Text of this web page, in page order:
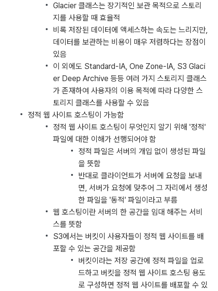
Glacier 클래스는 장기적인 보관 목적으로 스토리
지를 사용할 때 효율적
비록 저장된 데이터에 액세스하는 속도는 느리지만,
데이터를 보관하는 비용이 매우 저렴하다는 장점이
있음
이 외에도 Standard-IA, One Zone-IA, S3 Glaci
er Deep Archive 등등 여러 가지 스토리지 클래스
가 존재하여 사용자의 이용 목적에 따라 다양한 스
토리지 클래스를 사용할 수 있음
정적 웹 사이트 호스팅이 가능함
정적 웹 사이트 호스팅이 무엇인지 알기 위해 '정적'
파일에 대한 이해가 선행되어야 함
정적 파일은 서버의 개입 없이 생성된 파일
을 뜻함
반대로 클라이언트가 서버에 요청을 보내
면, 서버가 요청에 맞추어 그 자리에서 생성
한 파일을 '동적' 파일이라고 부름
웹 호스팅이란 서버의 한 공간을 임대 해주는 서비
스를 뜻함
S3에서는 버킷이 사용자들이 정적 웹 사이트를 배
포할 수 있는 공간을 제공함
버킷이라는 저장 공간에 정적 파일을 업로
드하고 버킷을 정적 웹 사이트 호스팅 용도
로 구성하면 정적 웹 사이트를 배포할 수 있